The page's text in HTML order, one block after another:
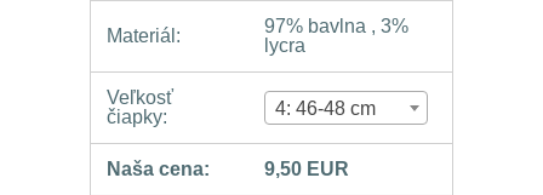
Materiál:
97% bavlna , 3%
lycra
Veľkosť
čiapky:
4: 46-48 cm
Naša cena: 9,50 EUR